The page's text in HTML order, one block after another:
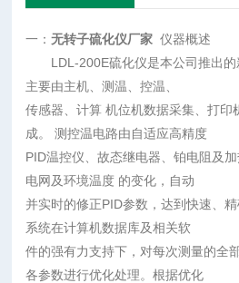
一：无转子硫化仪厂家 仪器概述
LDL-200E硫化仪是本公司推出的
主要由主机、测温、控温、
传感器、计算 机位机数据采集、打印
成。 测控温电路由自适应高精度
PID温控仪、故态继电器、铂电阻及
电网及环境温度 的变化，自动
并实时的修正PID参数，达到快速、
系统在计算机数据库及相关软
件的强有力支持下，对每次测量的全
各参数进行优化处理。根据优化